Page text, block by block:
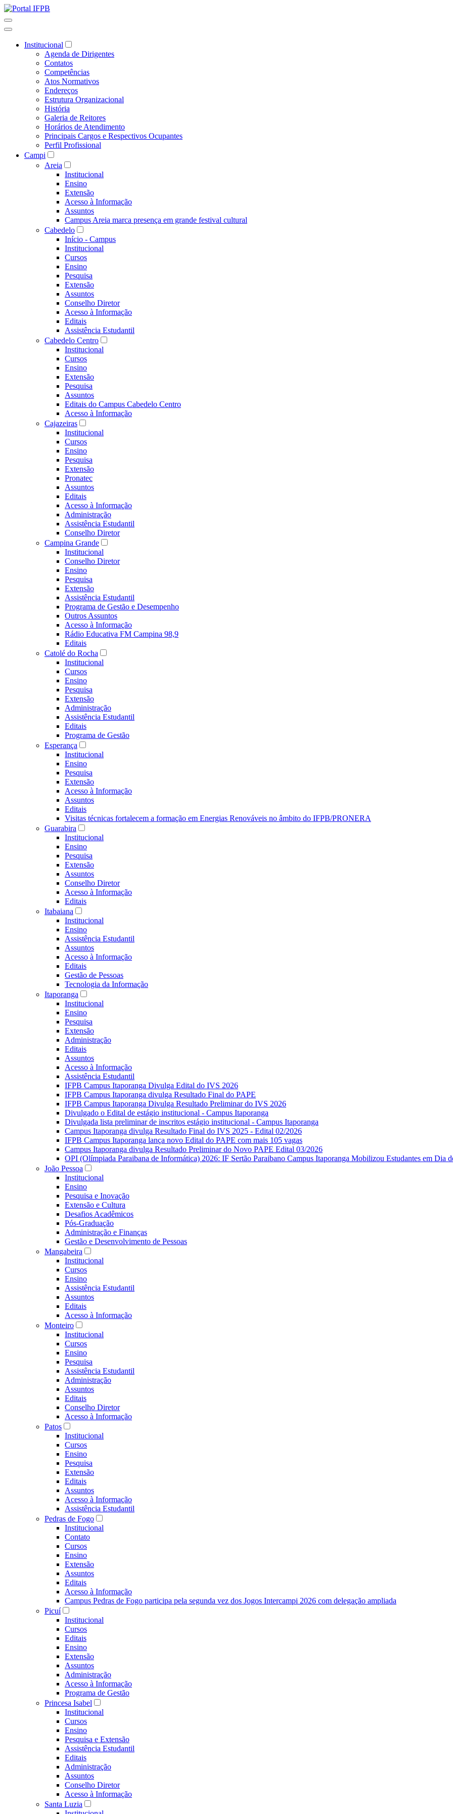
Institucional
Agenda de Dirigentes
Contatos
Competências
Atos Normativos
Endereços
Estrutura Organizacional
História
Galeria de Reitores
Horários de Atendimento
Principais Cargos e Respectivos Ocupantes
Perfil Profissional
Campi
Areia
Institucional
Ensino
Extensão
Acesso à Informação
Assuntos
Campus Areia marca presença em grande festival cultural
Cabedelo
Início - Campus
Institucional
Cursos
Ensino
Pesquisa
Extensão
Assuntos
Conselho Diretor
Acesso à Informação
Editais
Assistência Estudantil
Cabedelo Centro
Institucional
Cursos
Ensino
Extensão
Pesquisa
Assuntos
Editais do Campus Cabedelo Centro
Acesso à Informação
Cajazeiras
Institucional
Cursos
Ensino
Pesquisa
Extensão
Pronatec
Assuntos
Editais
Acesso à Informação
Administração
Assistência Estudantil
Conselho Diretor
Campina Grande
Institucional
Conselho Diretor
Ensino
Pesquisa
Extensão
Assistência Estudantil
Programa de Gestão e Desempenho
Outros Assuntos
Acesso à Informação
Rádio Educativa FM Campina 98,9
Editais
Catolé do Rocha
Institucional
Cursos
Ensino
Pesquisa
Extensão
Administração
Assistência Estudantil
Editais
Programa de Gestão
Esperança
Institucional
Ensino
Pesquisa
Extensão
Acesso à Informação
Assuntos
Editais
Visitas técnicas fortalecem a formação em Energias Renováveis no âmbito do IFPB/PRONERA
Guarabira
Institucional
Ensino
Pesquisa
Extensão
Assuntos
Conselho Diretor
Acesso à Informação
Editais
Itabaiana
Institucional
Ensino
Assistência Estudantil
Assuntos
Acesso à Informação
Editais
Gestão de Pessoas
Tecnologia da Informação
Itaporanga
Institucional
Ensino
Pesquisa
Extensão
Administração
Editais
Assuntos
Acesso à Informação
Assistência Estudantil
IFPB Campus Itaporanga Divulga Edital do IVS 2026
IFPB Campus Itaporanga divulga Resultado Final do PAPE
IFPB Campus Itaporanga Divulga Resultado Preliminar do IVS 2026
Divulgado o Edital de estágio institucional - Campus Itaporanga
Divulgada lista preliminar de inscritos estágio institucional - Campus Itaporanga
Campus Itaporanga divulga Resultado Final do IVS 2025 - Edital 02/2026
IFPB Campus Itaporanga lança novo Edital do PAPE com mais 105 vagas
Campus Itaporanga divulga Resultado Preliminar do Novo PAPE Edital 03/2026
OPI (Olímpiada Paraibana de Informática) 2026: IF Sertão Paraibano Campus Itaporanga Mobilizou Estudantes em Dia
João Pessoa
Institucional
Ensino
Pesquisa e Inovação
Extensão e Cultura
Desafios Acadêmicos
Pós-Graduação
Administração e Finanças
Gestão e Desenvolvimento de Pessoas
Mangabeira
Institucional
Cursos
Ensino
Assistência Estudantil
Assuntos
Editais
Acesso à Informação
Monteiro
Institucional
Cursos
Ensino
Pesquisa
Assistência Estudantil
Administração
Assuntos
Editais
Conselho Diretor
Acesso à Informação
Patos
Institucional
Cursos
Ensino
Pesquisa
Extensão
Editais
Assuntos
Acesso à Informação
Assistência Estudantil
Pedras de Fogo
Institucional
Contato
Cursos
Ensino
Extensão
Assuntos
Editais
Acesso à Informação
Campus Pedras de Fogo participa pela segunda vez dos Jogos Intercampi 2026 com delegação ampliada
Picuí
Institucional
Cursos
Editais
Ensino
Extensão
Assuntos
Administração
Acesso à Informação
Programa de Gestão
Princesa Isabel
Institucional
Cursos
Ensino
Pesquisa e Extensão
Assistência Estudantil
Editais
Administração
Assuntos
Conselho Diretor
Acesso à Informação
Santa Luzia